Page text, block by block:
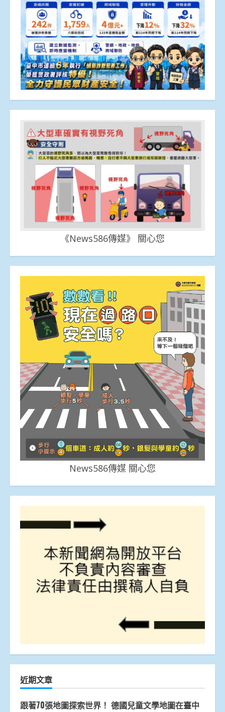
《News586傳媒》 關心您
News586傳媒 關心您
近期文章
跟著70張地圖探索世界！ 德國兒童文學地圖在臺中